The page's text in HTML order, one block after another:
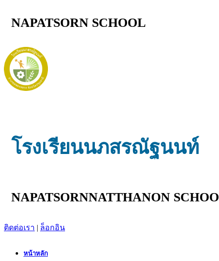
NAPATSORN SCHOOL
โรงเรียนนภสรณัฐนนท์
NAPATSORNNATTHANON
ติดต่อเรา | ล็อกอิน
หน้าหลัก